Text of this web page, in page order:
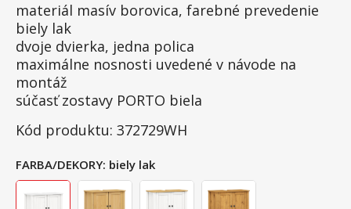
materiál masív borovica, farebné prevedenie
biely lak
dvoje dvierka, jedna polica
maximálne nosnosti uvedené v návode na
montáž
súčasť zostavy PORTO biela
Kód produktu: 372729WH
FARBA/DEKORY: biely lak